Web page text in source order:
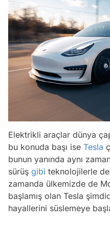
Elektrikli araçlar dünya
bu konuda başı ise Tesla
bunun yanında aynı
sürüş gibi teknolojilerle
zamanda ülkemizde de
başlamış olan Tesla
hayallerini süslemeye